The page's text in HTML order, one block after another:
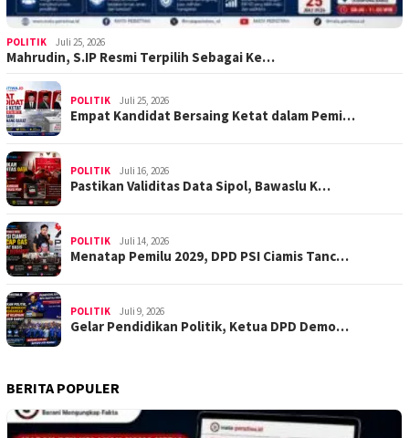
POLITIK Juli 25, 2026
Mahrudin, S.IP Resmi Terpilih Sebagai Ke…
POLITIK Juli 25, 2026
Empat Kandidat Bersaing Ketat dalam Pemi…
POLITIK Juli 16, 2026
Pastikan Validitas Data Sipol, Bawaslu K…
POLITIK Juli 14, 2026
Menatap Pemilu 2029, DPD PSI Ciamis Tanc…
POLITIK Juli 9, 2026
Gelar Pendidikan Politik, Ketua DPD Demo…
BERITA POPULER